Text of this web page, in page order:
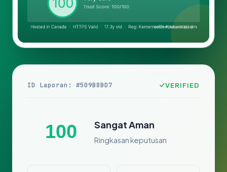
ID Laporan: #509B8BD7 VERIFIED
100 Sangat Aman
Ringkasan keputusan